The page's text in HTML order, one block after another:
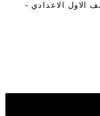
الاول الاعدادي -